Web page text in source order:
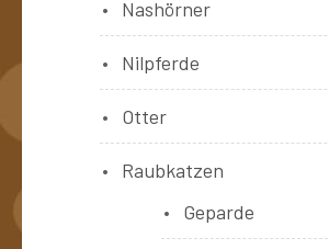
Nashörner
Nilpferde
Otter
Raubkatzen
Geparde